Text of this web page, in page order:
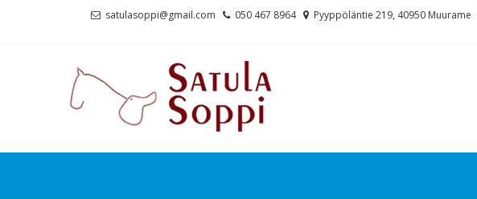
satulasoppi@gmail.com 050 467 8964 Pyyppöläntie 219, 40950 Muurame